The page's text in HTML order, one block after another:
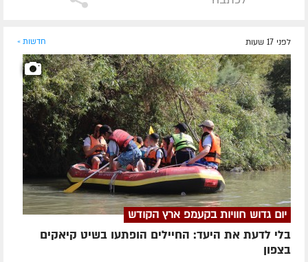
לפני 17 שעות חדשות »
יום גדוש חוויות בקעמפ ארץ הקודש
בלי לדעת את היעד: החיילים הופתעו בשיט קיאקים
בצפון